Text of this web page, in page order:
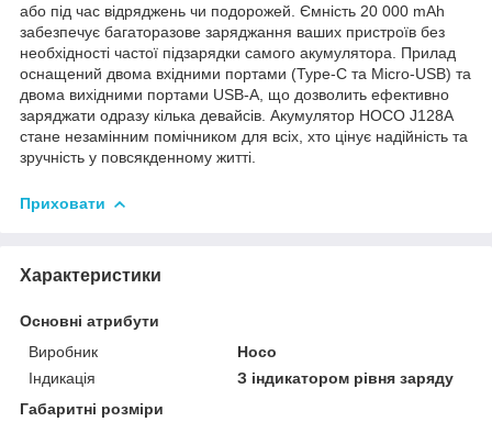
або під час відряджень чи подорожей. Ємність 20 000 mAh
забезпечує багаторазове заряджання ваших пристроїв без
необхідності частої підзарядки самого акумулятора. Прилад
оснащений двома вхідними портами (Type-C та Micro-USB) та
двома вихідними портами USB-A, що дозволить ефективно
заряджати одразу кілька девайсів. Акумулятор HOCO J128A
стане незамінним помічником для всіх, хто цінує надійність та
зручність у повсякденному житті.
Приховати
Характеристики
Основні атрибути
Виробник
Hoco
Індикація
З індикатором рівня заряду
Габаритні розміри